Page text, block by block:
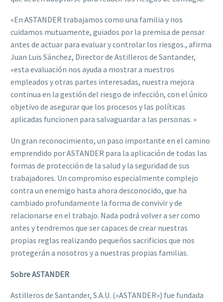
«En ASTANDER trabajamos como una familia y nos
cuidamos mutuamente, guiados por la premisa de pensar
antes de actuar para evaluar y controlar los riesgos., afirma
Juan Luis Sánchez, Director de Astilleros de Santander,
«esta evaluación nos ayuda a mostrar a nuestros
empleados y otras partes interesadas, nuestra mejora
continua en la gestión del riesgo de infección, con el único
objetivo de asegurar que los procesos y las políticas
aplicadas funcionen para salvaguardar a las personas. »
Un gran reconocimiento, un paso importante en el camino
emprendido por ASTANDER para la aplicación de todas las
formas de protección de la salud y la seguridad de sus
trabajadores. Un compromiso especialmente complejo
contra un enemigo hasta ahora desconocido, que ha
cambiado profundamente la forma de convivir y de
relacionarse en el trabajo. Nada podrá volver a ser como
antes y tendremos que ser capaces de crear nuestras
propias reglas realizando pequeños sacrificios que nos
protegerán a nosotros y a nuestras propias familias.
Sobre ASTANDER
Astilleros de Santander, S.A.U. («ASTANDER») fue fundada